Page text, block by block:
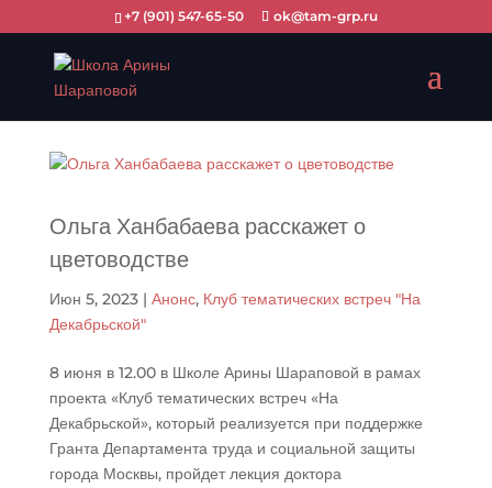
+7 (901) 547-65-50 ok@tam-grp.ru
Ольга Ханбабаева расскажет о
цветоводстве
Июн 5, 2023| Анонс, Клуб тематических встреч "На
Декабрьской"
8 июня в 12.00 в Школе Арины Шараповой в рамах
проекта «Клуб тематических встреч «На
Декабрьской», который реализуется при поддержке
Гранта Департамента труда и социальной защиты
города Москвы, пройдет лекция доктора